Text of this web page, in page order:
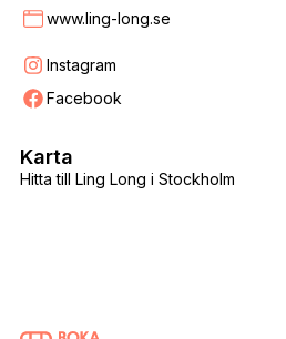
www.ling-long.se
Instagram
Facebook
Hitta till Ling Long i Stockholm
Karta